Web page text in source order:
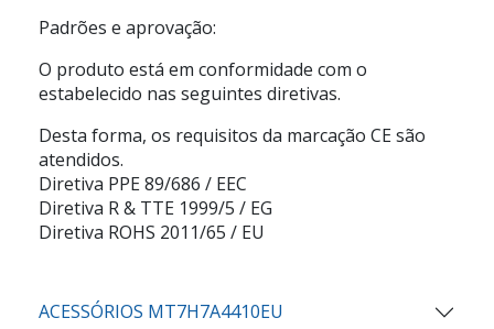
Padrões e aprovação:
O produto está em conformidade com o
estabelecido nas seguintes diretivas.
Desta forma, os requisitos da marcação CE são
atendidos.
Diretiva PPE 89/686 / EEC
Diretiva R & TTE 1999/5 / EG
Diretiva ROHS 2011/65 / EU
ACESSÓRIOS MT7H7A4410EU